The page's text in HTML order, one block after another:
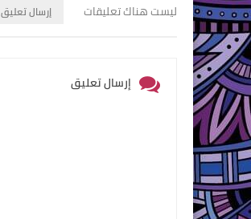
ليست هناك تعليقات إرسال تعليق
إرسال تعليق